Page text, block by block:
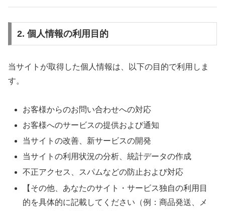
2. 個人情報の利用目的
当サイトが取得した個人情報は、以下の目的で利用しま
す。
お客様からのお問い合わせへの対応
お客様へのサービスの提供および通知
当サイトの改善、新サービスの開発
当サイトの利用状況の分析、統計データの作成
不正アクセス、スパムなどの防止および対応
【その他、あなたのサイト・サービス独自の利用目
的を具体的に記載してください（例：商品発送、メ